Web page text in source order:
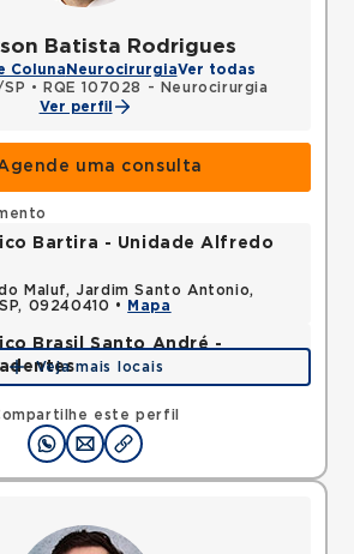
Batista Rodrigues
Coluna NeurocirurgiaVer todas
SP •
RQE 107028 - Neurocirurgia
Ver perfil
uma consulta
este perfil
Bartira - Unidade Alfredo
Maluf, Jardim Santo Antonio,
09240410 •
Mapa
Brasil Santo André -
Vila Dora, Santo Andre, SP,
Veja mais locais